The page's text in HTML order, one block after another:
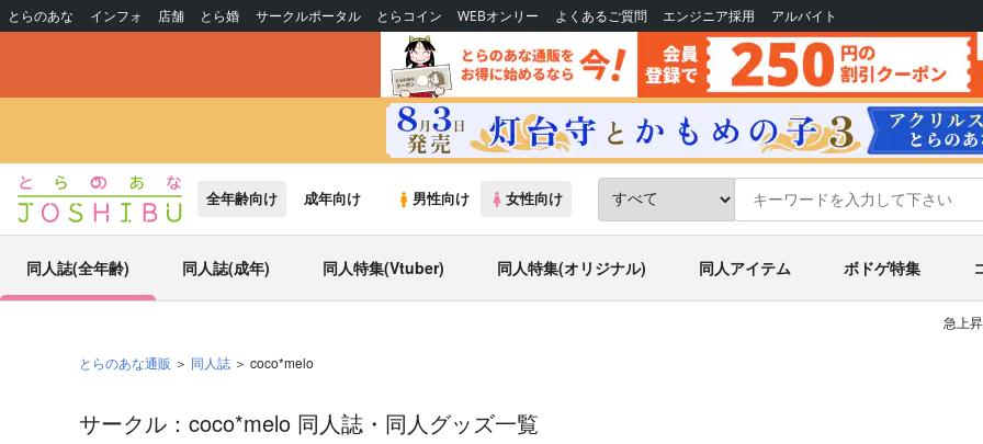
とらのあな インフォ 店舗 とら婚 サークルポータル とらコイン WEBオンリー よくあるご質問 エンジニア採用 アルバイト
全年齢向け 成年向け 男性向け 女性向け
同人誌(全年齢) 同人誌(成年) 同人特集(Vtuber) 同人特集(オリジナル) 同人アイテム ボドゲ特集
急上
とらのあな通販 同人誌 coco*melo
サークル：coco*melo 同人誌・同人グッズ一覧